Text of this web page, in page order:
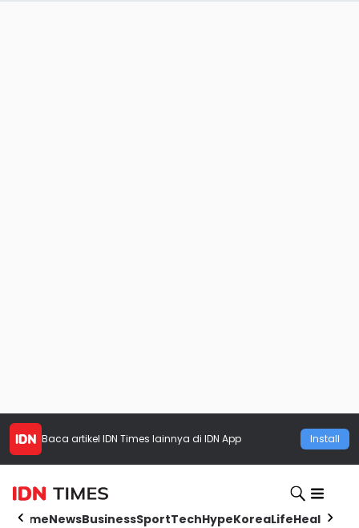
Baca artikel IDN Times lainnya di IDN App Install
HomeNewsBusinessSportTechHypeKoreaLifeHealth